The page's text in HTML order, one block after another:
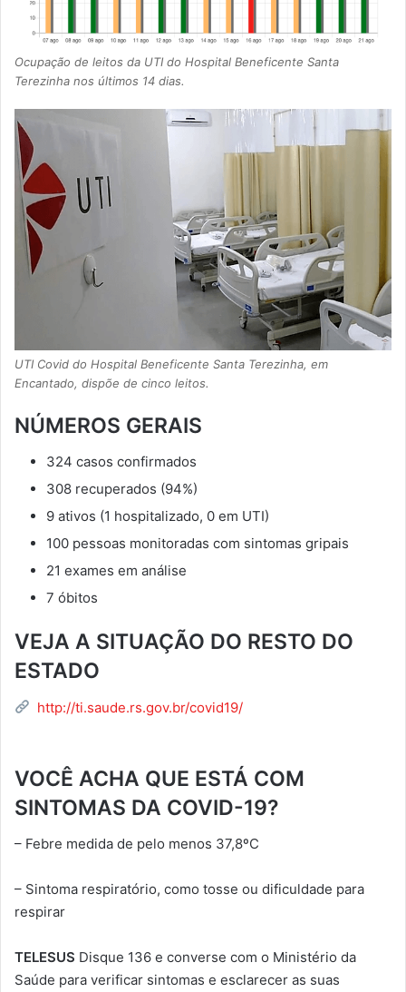
Ocupação de leitos da UTI do Hospital Beneficente Santa
Terezinha nos últimos 14 dias.
UTI Covid do Hospital Beneficente Santa Terezinha, em
Encantado, dispõe de cinco leitos.
NÚMEROS GERAIS
324 casos confirmados
308 recuperados (94%)
9 ativos (1 hospitalizado, 0 em UTI)
100 pessoas monitoradas com sintomas gripais
21 exames em análise
7 óbitos
VEJA A SITUAÇÃO DO RESTO DO
ESTADO
http://ti.saude.rs.gov.br/covid19/
VOCÊ ACHA QUE ESTÁ COM
SINTOMAS DA COVID-19?
– Febre medida de pelo menos 37,8ºC
– Sintoma respiratório, como tosse ou dificuldade para
respirar
TELESUS Disque 136 e converse com o Ministério da
Saúde para verificar sintomas e esclarecer as suas